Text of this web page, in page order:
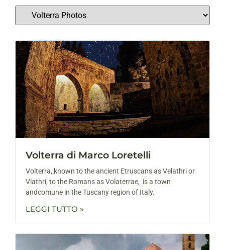
Volterra di Marco Loretelli
Volterra, known to the ancient Etruscans as Velathri or
Vlathri, to the Romans as Volaterrae, is a town
andcomune in the Tuscany region of Italy.
LEGGI TUTTO »